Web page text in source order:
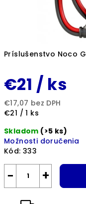
Príslušenstvo Noco
€21 / ks
€17,07 bez DPH
Jednotková
€21 / 1 ks
Skladom (>5 ks)
Možnosti doručenia
Kód: 333
+
−